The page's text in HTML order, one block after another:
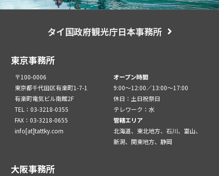
タイ国政府観光庁日本事務所
東京事務所
〒100-0006
東京都千代田区有楽町1-7-1
有楽町電気ビル南館2F
TEL：03-3218-0355
FAX：03-3218-0655
info[at]tattky.com
オープン時間
9:00～12:00／13:00～17:00
休日：土日祝祭日
テレワーク：水
管轄エリア
北海道、東北地方、石川、富山、
新潟、関東地方、静岡
大阪事務所